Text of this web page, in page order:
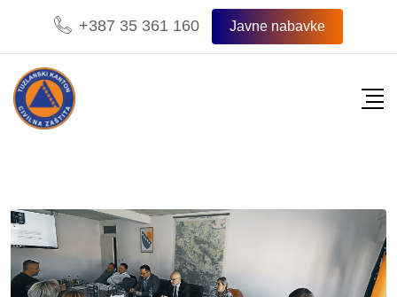
+387 35 361 160 Javne nabavke